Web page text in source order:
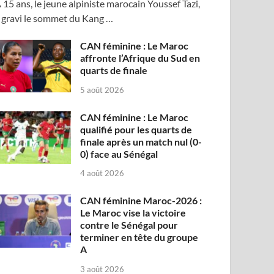
15 ans, le jeune alpiniste marocain Youssef Tazi,
gravi le sommet du Kang …
CAN féminine : Le Maroc
affronte l’Afrique du Sud en
quarts de finale
5 août 2026
CAN féminine : Le Maroc
qualifié pour les quarts de
finale après un match nul (0-
0) face au Sénégal
4 août 2026
CAN féminine Maroc-2026 :
Le Maroc vise la victoire
contre le Sénégal pour
terminer en tête du groupe
A
3 août 2026